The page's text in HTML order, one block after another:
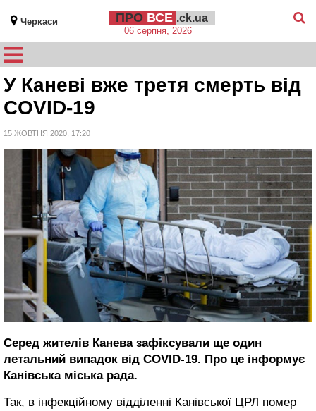
Черкаси ПРО ВСЕ .ck.ua
06 серпня, 2026
У Каневі вже третя смерть від
COVID-19
15 ЖОВТНЯ 2020, 17:20
Серед жителів Канева зафіксували ще один
летальний випадок від COVID-19. Про це інформує
Канівська міська рада.
Так, в інфекційному відділенні Канівської ЦРЛ помер